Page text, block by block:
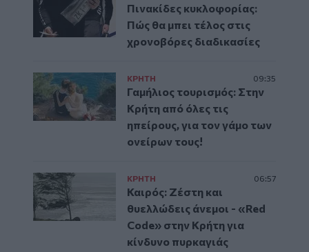
Πινακίδες κυκλοφορίας:
Πώς θα μπει τέλος στις
χρονοβόρες διαδικασίες
ΚΡΗΤΗ 09:35
Γαμήλιος τουρισμός: Στην
Κρήτη από όλες τις
ηπείρους, για τον γάμο των
ονείρων τους!
ΚΡΗΤΗ 06:57
Καιρός: Ζέστη και
θυελλώδεις άνεμοι - «Red
Code» στην Κρήτη για
κίνδυνο πυρκαγιάς